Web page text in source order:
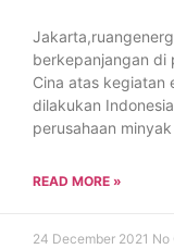
berkepanjangan di
Cina atas kegiatan
dilakukan
perusahaan minyak
READ MORE »
24 December 2021 No